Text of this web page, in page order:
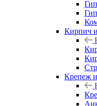
Кирпич
Крепеж